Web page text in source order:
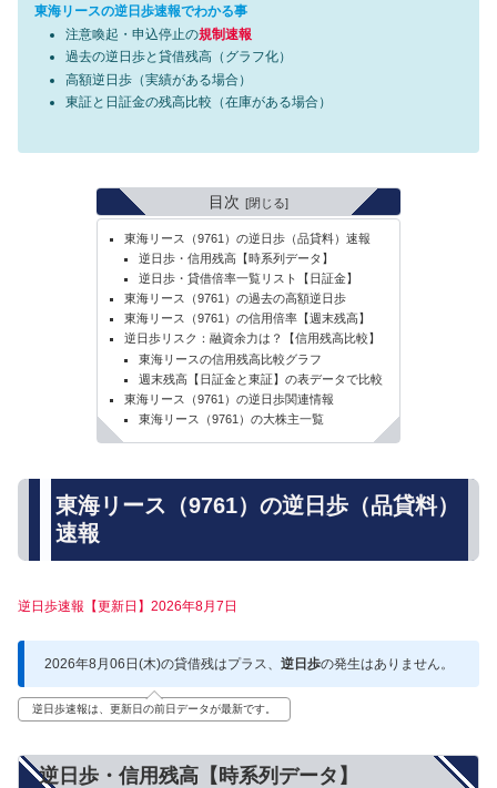
東海リースの逆日歩速報でわかる事
注意喚起・申込停止の規制速報
過去の逆日歩と貸借残高（グラフ化）
高額逆日歩（実績がある場合）
東証と日証金の残高比較（在庫がある場合）
目次
東海リース（9761）の逆日歩（品貸料）速報
逆日歩・信用残高【時系列データ】
逆日歩・貸借倍率一覧リスト【日証金】
東海リース（9761）の過去の高額逆日歩
東海リース（9761）の信用倍率【週末残高】
逆日歩リスク：融資余力は？【信用残高比較】
東海リースの信用残高比較グラフ
週末残高【日証金と東証】の表データで比較
東海リース（9761）の逆日歩関連情報
東海リース（9761）の大株主一覧
東海リース（9761）の逆日歩（品貸料）
速報
逆日歩速報【更新日】2026年8月7日
2026年8月06日(木)の貸借残はプラス、 逆日歩の発生はありません。
逆日歩速報は、更新日の前日データが最新です。
逆日歩・信用残高【時系列データ】